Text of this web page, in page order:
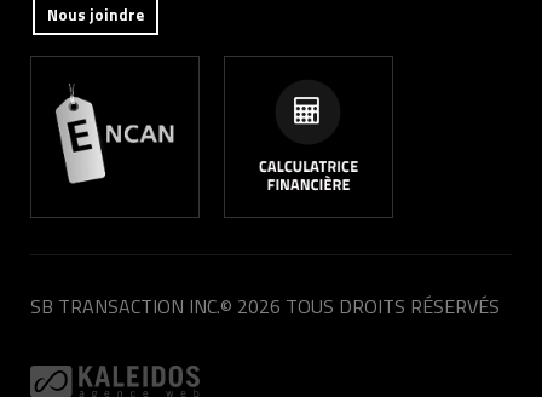
Nous joindre
SB TRANSACTION INC.© 2026 TOUS DROITS RÉSERVÉS